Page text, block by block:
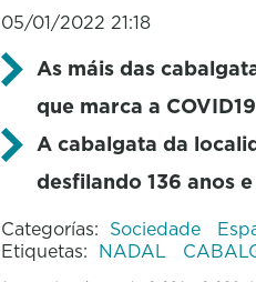
05/01/2022 21:18
As máis das
que marca a COVID19
A cabalgata da
desfilando 136 anos
Categorías: Sociedade
Etiquetas: NADAL